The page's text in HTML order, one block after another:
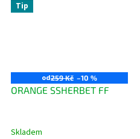
Tip
od259 Kč –10 %
ORANGE SSHERBET FF
Skladem